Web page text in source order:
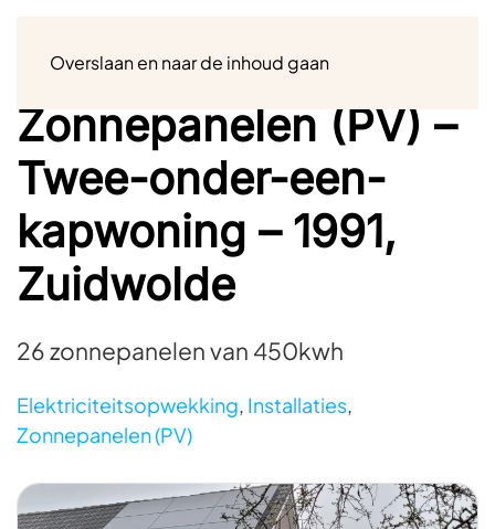
Overslaan en naar de inhoud gaan
Zonnepanelen (PV) –
Twee-onder-een-
kapwoning – 1991,
Zuidwolde
26 zonnepanelen van 450kwh
Elektriciteitsopwekking, Installaties,
Zonnepanelen (PV)